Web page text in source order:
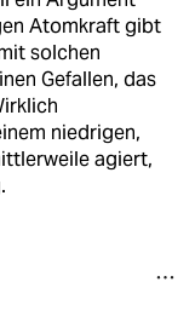
Atomkraft gibt
solchen
Gefallen, das
niedrigen,
agiert,